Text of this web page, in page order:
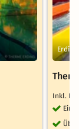
Erding
Inkl.